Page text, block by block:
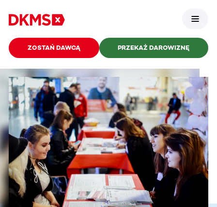
ZOSTAŃ DAWCĄ PRZEKAŻ DAROWIZNĘ